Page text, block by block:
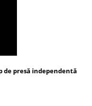
de presă independentă